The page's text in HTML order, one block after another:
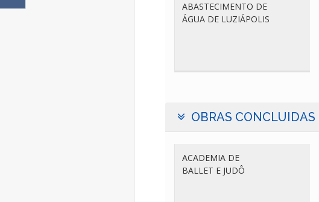
ABASTECIMENTO DE
ÁGUA DE LUZIÁPOLIS
OBRAS CONCLUIDAS
ACADEMIA DE
BALLET E JUDÔ